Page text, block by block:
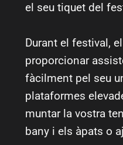
el seu tiquet del
Durant el festival,
proporcionar
fàcilment pel seu
plataformes
muntar la vostra
bany i els àpats o